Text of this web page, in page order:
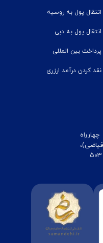
انتقال پول به روسیه
انتقال پول به دبی
پرداخت بین المللی
نقد کردن درآمد ارزری